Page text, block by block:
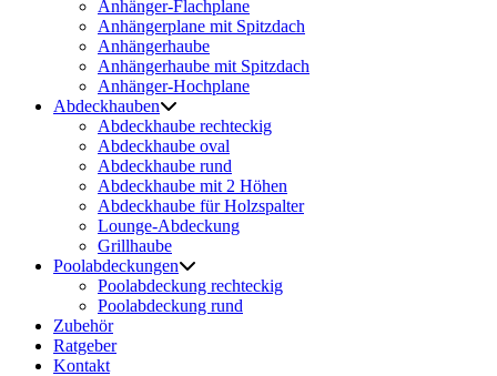
Anhänger-Flachplane
Anhängerplane mit Spitzdach
Anhängerhaube
Anhängerhaube mit Spitzdach
Anhänger-Hochplane
Abdeckhauben
Abdeckhaube rechteckig
Abdeckhaube oval
Abdeckhaube rund
Abdeckhaube mit 2 Höhen
Abdeckhaube für Holzspalter
Lounge-Abdeckung
Grillhaube
Poolabdeckungen
Poolabdeckung rechteckig
Poolabdeckung rund
Zubehör
Ratgeber
Kontakt